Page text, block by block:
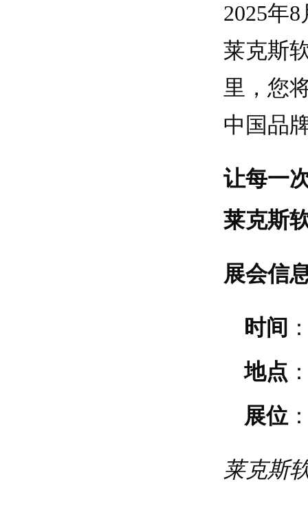
2025年
莱克斯
里，您
中国品
让每一
莱克斯
展会信
时间
地点
展位
莱克斯